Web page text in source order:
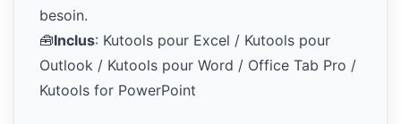
besoin.
🧰Inclus: Kutools pour Excel / Kutools pour
Outlook / Kutools pour Word / Office Tab Pro /
Kutools for PowerPoint